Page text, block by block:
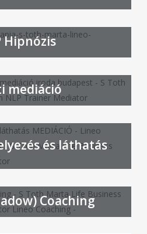
Hipnózis
mediáció
és láthatás
Coaching